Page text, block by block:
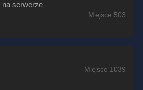
na serwerze
Miejsce 503
Miejsce 1039